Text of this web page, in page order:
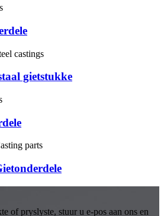
gietstukke
of pryslyste, stuur u e-pos aan ons en